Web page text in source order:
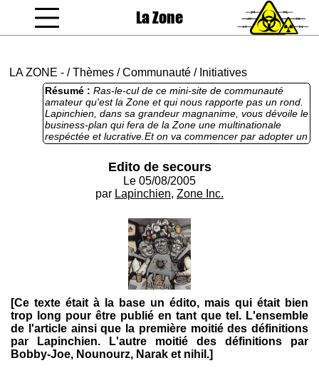
La Zone
LA ZONE - /Thèmes /Communauté / Initiatives
Résumé : Ras-le-cul de ce mini-site de communauté
amateur qu'est la Zone et qui nous rapporte pas un rond.
Lapinchien, dans sa grandeur magnanime, vous dévoile le
business-plan qui fera de la Zone une multinationale
respéctée et lucrative.Et on va commencer par adopter un
vocabulaire un peu plus sérieux grâce à un glossaire des
Edito de secours
Le 05/08/2005
par Lapinchien, Zone Inc.
[Ce texte était à la base un édito, mais qui était bien
trop long pour être publié en tant que tel. L'ensemble
de l'article ainsi que la première moitié des définitions
par Lapinchien. L'autre moitié des définitions par
Bobby-Joe, Nounourz, Narak et nihil.]